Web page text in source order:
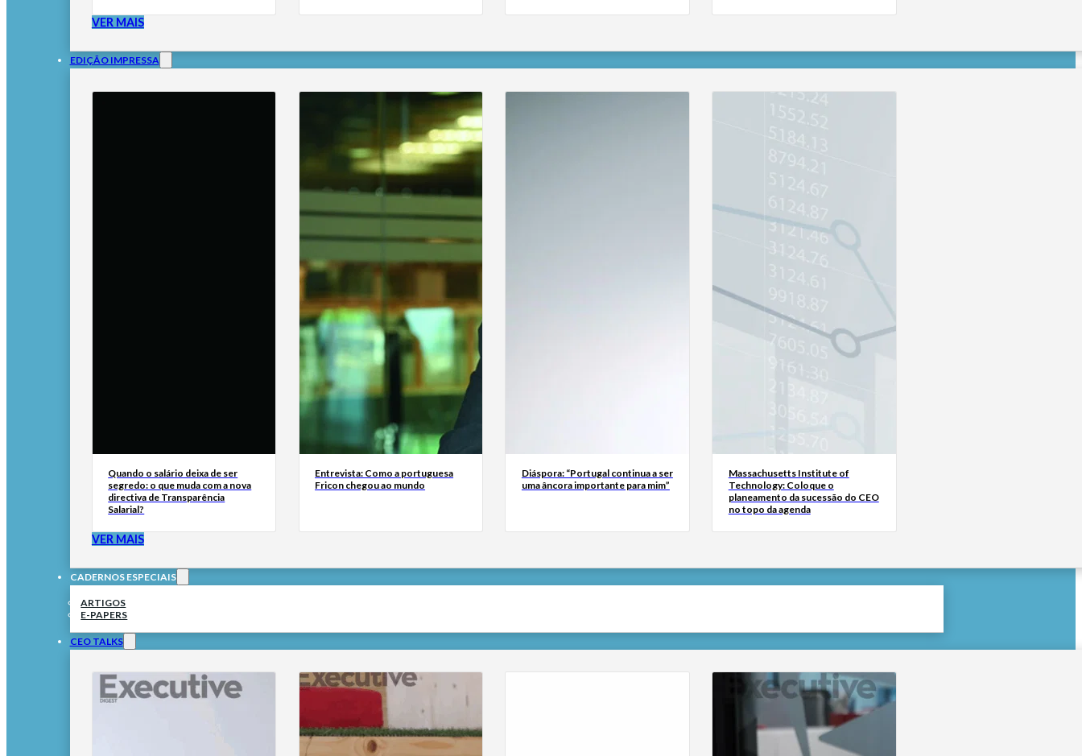
VER MAIS
EDIÇÃO IMPRESSA
Quando o salário deixa de ser
segredo: o que muda com a nova
directiva de Transparência
Salarial?
Entrevista: Como a portuguesa
Fricon chegou ao mundo
Diáspora: “Portugal continua a ser
uma âncora importante para mim”
Massachusetts Institute of
Technology: Coloque o
planeamento da sucessão do CEO
no topo da agenda
VER MAIS
CADERNOS ESPECIAIS
ARTIGOS
E-PAPERS
CEO TALKS